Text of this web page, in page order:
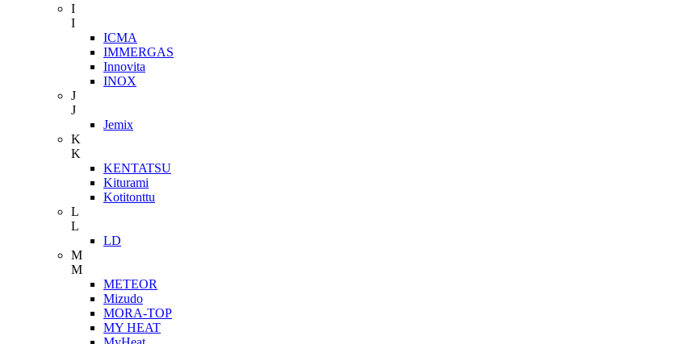
I
I
ICMA
IMMERGAS
Innovita
INOX
J
J
Jemix
K
K
KENTATSU
Kiturami
Kotitonttu
L
L
LD
M
M
METEOR
Mizudo
MORA-TOP
MY HEAT